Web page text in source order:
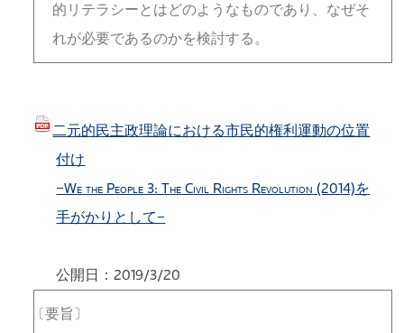
的リテラシーとはどのようなものであり、なぜそ
れが必要であるのかを検討する。
二元的民主政理論における市民的権利運動の位置
付け
−WE THE PEOPLE 3: THE CIVIL RIGHTS REVOLUTION (2014)を
手がかりとして−
公開日：2019/3/20
〔要旨〕